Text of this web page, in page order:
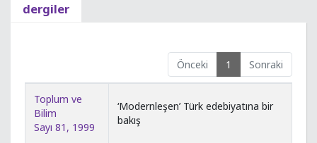
dergiler
Önceki 1 Sonraki
Toplum ve
Bilim
Sayı 81, 1999
‘Modernleşen’ Türk edebiyatına bir
bakış